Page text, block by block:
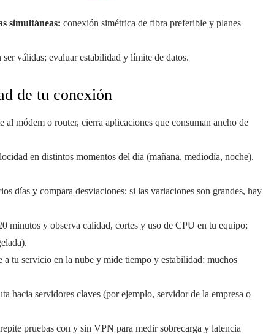
simultáneas: conexión simétrica de fibra preferible y planes
válidas; evaluar estabilidad y límite de datos.
de tu conexión
al módem o router, cierra aplicaciones que consuman ancho de
en distintos momentos del día (mañana, mediodía, noche).
días y compara desviaciones; si las variaciones son grandes, hay
minutos y observa calidad, cortes y uso de CPU en tu equipo;
a tu servicio en la nube y mide tiempo y estabilidad; muchos
hacia servidores claves (por ejemplo, servidor de la empresa o
pruebas con y sin VPN para medir sobrecarga y latencia